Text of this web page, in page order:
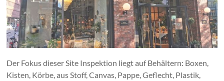
Der Fokus dieser Site Inspektion liegt auf Behältern: Boxen,
Kisten, Körbe, aus Stoff, Canvas, Pappe, Geflecht, Plastik,